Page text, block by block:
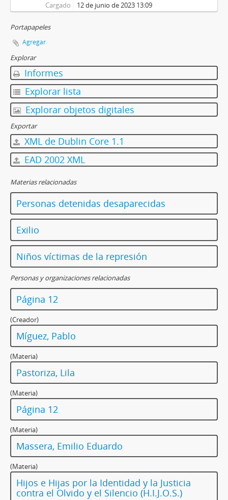
Cargado 12 de junio de 2023 13:09
Portapapeles
Agregar
Explorar
Informes
Explorar lista
Explorar objetos digitales
Exportar
XML de Dublin Core 1.1
EAD 2002 XML
Materias relacionadas
Personas detenidas desaparecidas
Exilio
Niños víctimas de la represión
Personas y organizaciones relacionadas
Página 12
(Creador)
Míguez, Pablo
(Materia)
Pastoriza, Lila
(Materia)
Página 12
(Materia)
Massera, Emilio Eduardo
(Materia)
Hijos e Hijas por la Identidad y la Justicia
contra el Olvido y el Silencio (H.I.J.O.S.)